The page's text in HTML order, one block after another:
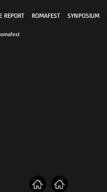
REPORT ROMAFEST SYNPOSIUM